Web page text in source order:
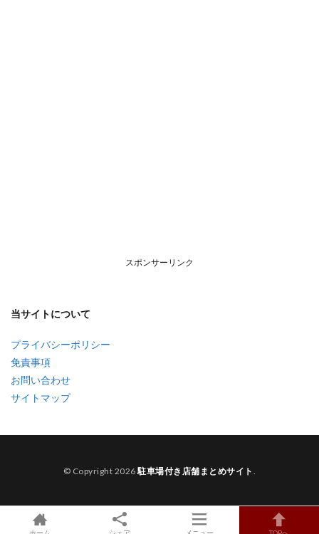
スポンサーリンク
当サイトについて
プライバシーポリシー
免責事項
お問い合わせ
サイトマップ
© Copyright 2026駐車場付き店舗まとめサイト